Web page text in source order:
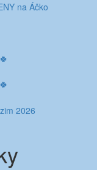
na Áčko
2026